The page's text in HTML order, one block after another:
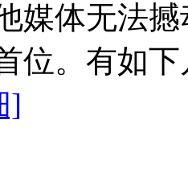
媒体无法
首位。
]